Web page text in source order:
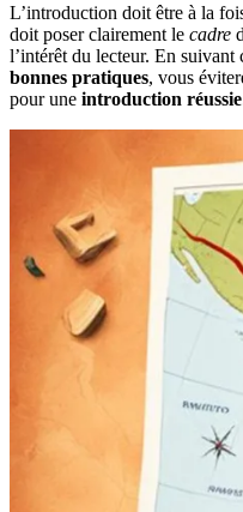
L’introduction doit être à la
doit poser clairement le cadre
l’intérêt du lecteur. En suivant
bonnes pratiques, vous
pour une introduction réussie